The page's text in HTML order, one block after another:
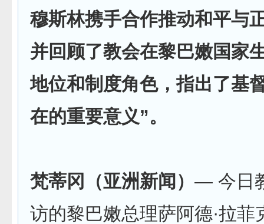
穆斯林携手合作推动和平与
并回顾了教会在黎巴嫩国家
地位和制度角色，指出了基
在的重要意义”。
梵蒂冈（亚洲新闻） — 今日
访的黎巴嫩总理萨阿德·拉菲